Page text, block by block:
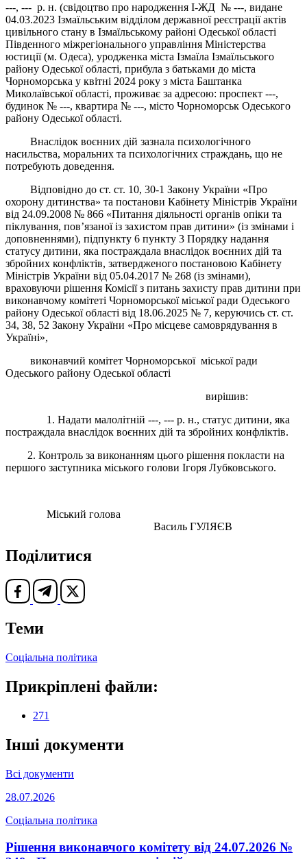
---, --- р. н. (свідоцтво про народження І-ЖД № ---, видане
04.03.2023 Ізмаїльським відділом державної реєстрації актів
цивільного стану в Ізмаїльському районі Одеської області
Південного міжрегіонального управління Міністерства
юстиції (м. Одеса), уродженка міста Ізмаїла Ізмаїльського
району Одеської області, прибула з батьками до міста
Чорноморська у квітні 2024 року з міста Баштанка
Миколаївської області, проживає за адресою: проспект ---,
будинок № ---, квартира № ---, місто Чорноморськ Одеського
району Одеської області.
Внаслідок воєнних дій зазнала психологічного
насильства, моральних та психологічних страждань, що не
потребують доведення.
Відповідно до ст. ст. 10, 30-1 Закону України «Про
охорону дитинства» та постанови Кабінету Міністрів України
від 24.09.2008 № 866 «Питання діяльності органів опіки та
піклування, пов’язаної із захистом прав дитини» (із змінами і
доповненнями), підпункту 6 пункту 3 Порядку надання
статусу дитини, яка постраждала внаслідок воєнних дій та
збройних конфліктів, затвердженого постановою Кабінету
Міністрів України від 05.04.2017 № 268 (із змінами),
враховуючи рішення Комісії з питань захисту прав дитини при
виконавчому комітеті Чорноморської міської ради Одеського
району Одеської області від 18.06.2025 № 7, керуючись ст. ст.
34, 38, 52 Закону України «Про місцеве самоврядування в
Україні»,
виконавчий комітет Чорноморської міської ради
Одеського району Одеської області
вирішив:
1. Надати малолітній ---, --- р. н., статус дитини, яка
постраждала внаслідок воєнних дій та збройних конфліктів.
2. Контроль за виконанням цього рішення покласти на
першого заступника міського голови Ігоря Лубковського.
Міський голова
Василь ГУЛЯЄВ
Поділитися
Теми
Соціальна політика
Прикріплені файли:
271
Інші документи
Всі документи
28.07.2026
Соціальна політика
Рішення виконавчого комітету від 24.07.2026 №